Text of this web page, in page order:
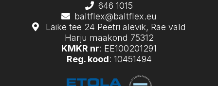
646 1015
baltflex@baltflex.eu
Läike tee 24 Peetri alevik, Rae vald
Harju maakond 75312
KMKR nr: EE100201291
Reg. kood: 10451494